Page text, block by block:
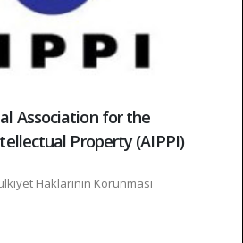
Association for the
Property (AIPPI)
Haklarının Korunması